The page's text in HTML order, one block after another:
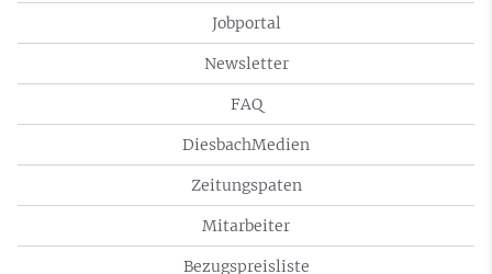
Jobportal
Newsletter
FAQ
DiesbachMedien
Zeitungspaten
Mitarbeiter
Bezugspreisliste